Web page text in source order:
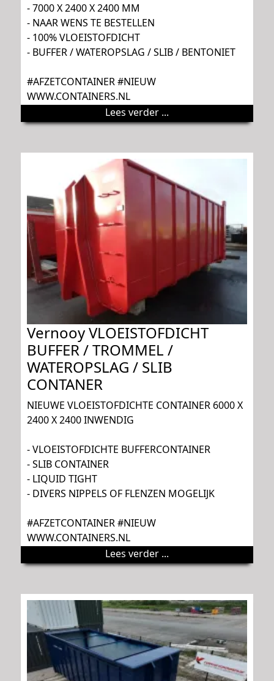
- 7000 X 2400 X 2400 MM
- NAAR WENS TE BESTELLEN
- 100% VLOEISTOFDICHT
- BUFFER / WATEROPSLAG / SLIB / BENTONIET
#AFZETCONTAINER #NIEUW
WWW.CONTAINERS.NL
Lees verder ...
Vernooy VLOEISTOFDICHT
BUFFER / TROMMEL /
WATEROPSLAG / SLIB
CONTANER
NIEUWE VLOEISTOFDICHTE CONTAINER 6000 X
2400 X 2400 INWENDIG
- VLOEISTOFDICHTE BUFFERCONTAINER
- SLIB CONTAINER
- LIQUID TIGHT
- DIVERS NIPPELS OF FLENZEN MOGELIJK
#AFZETCONTAINER #NIEUW
WWW.CONTAINERS.NL
Lees verder ...